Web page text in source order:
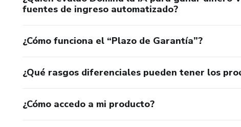
fuentes de ingreso automatizado?
¿Cómo funciona el “Plazo de Garantía”?
¿Qué rasgos diferenciales pueden tener los
¿Cómo accedo a mi producto?